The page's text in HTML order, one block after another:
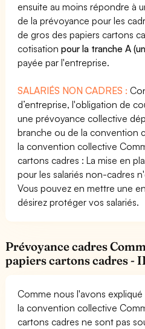
ensuite au moins répondre à
de la prévoyance pour les
de gros des papiers cartons
cotisationpour la tranche A
payée par l'entreprise.
SALARIÉS NON CADRES :
d’entreprise, l'obligation de
une prévoyance collective
branche ou de la convention
la convention collective
cartons cadres : La mise en
pour les salariés non-cadres
Vous pouvez en mettre une
désirez protéger vos salariés.
Prévoyance cadres
papiers cartons cadres -
Comme nous l'avons
la convention collective
cartons cadres ne sont pas